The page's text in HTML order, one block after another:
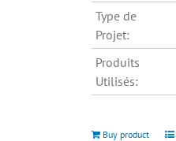
Type de
Projet:
Produits
Utilisés:
Buy product